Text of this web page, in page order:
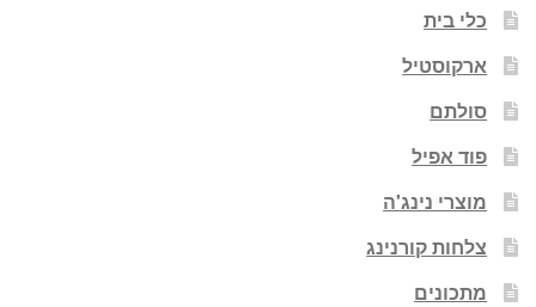
כלי בית
ארקוסטיל
סולתם
פוד אפיל
מוצרי נינג'ה
צלחות קורנינג
מתכונים